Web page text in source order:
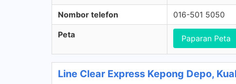
Nombor telefon 016-501 5050
Peta Paparan Peta
Line Clear Express Kepong Depo,